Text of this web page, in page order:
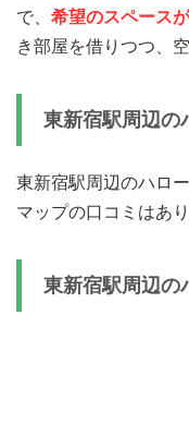
で、 希望のスペース
き部屋を借りつつ、
東新宿駅周辺の
東新宿駅周辺のハロ
マップの口コミはあり
東新宿駅周辺の